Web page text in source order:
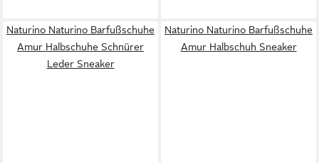
Naturino Naturino Barfußschuhe
Amur Halbschuhe Schnürer
Leder Sneaker
Naturino Naturino Barfußschuhe
Amur Halbschuh Sneaker